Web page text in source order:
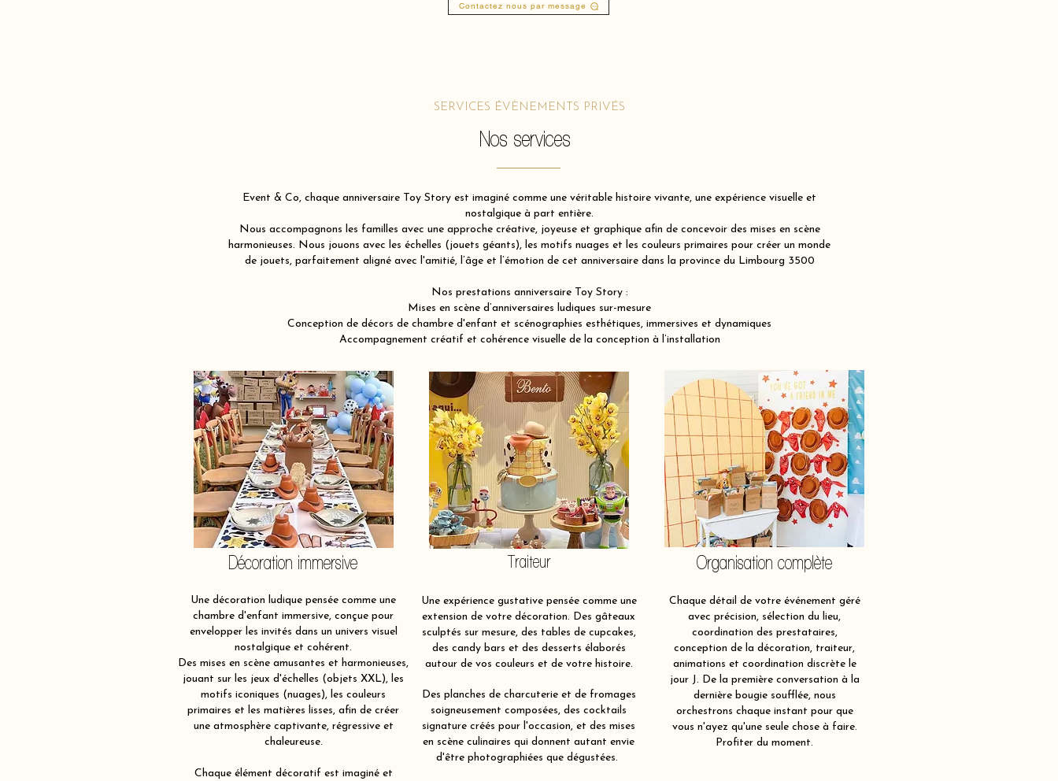
Contactez nous par message
SERVICES ÉVÈNEMENTS PRIVÉS
Nos services
Event & Co, chaque anniversaire Toy Story est imaginé comme une véritable histoire vivante, une expérience visuelle et
nostalgique à part entière.
Nous accompagnons les familles avec une approche créative, joyeuse et graphique afin de concevoir des mises en scène
harmonieuses. Nous jouons avec les échelles (jouets géants), les motifs nuages et les couleurs primaires pour créer un monde
de jouets, parfaitement aligné avec l'amitié, l’âge et l’émotion de cet anniversaire dans la province du Limbourg 3500
Nos prestations anniversaire Toy Story :
Mises en scène d’anniversaires ludiques sur-mesure
Conception de décors de chambre d'enfant et scénographies esthétiques, immersives et dynamiques
Accompagnement créatif et cohérence visuelle de la conception à l’installation
Décoration immersive
Une décoration ludique pensée comme une
chambre d'enfant immersive, conçue pour
envelopper les invités dans un univers visuel
nostalgique et cohérent.
Des mises en scène amusantes et harmonieuses,
jouant sur les jeux d'échelles (objets XXL), les
motifs iconiques (nuages), les couleurs
primaires et les matières lisses, afin de créer
une atmosphère captivante, régressive et
chaleureuse.
Chaque élément décoratif est imaginé et
Traiteur
Une expérience gustative pensée comme une
extension de votre décoration. Des gâteaux
sculptés sur mesure, des tables de cupcakes,
des candy bars et des desserts élaborés
autour de vos couleurs et de votre histoire.
Des planches de charcuterie et de fromages
soigneusement composées, des cocktails
signature créés pour l'occasion, et des mises
en scène culinaires qui donnent autant envie
d'être photographiées que dégustées.
Organisation complète
Chaque détail de votre événement géré
avec précision, sélection du lieu,
coordination des prestataires,
conception de la décoration, traiteur,
animations et coordination discrète le
jour J. De la première conversation à la
dernière bougie soufflée, nous
orchestrons chaque instant pour que
vous n'ayez qu'une seule chose à faire.
Profiter du moment.